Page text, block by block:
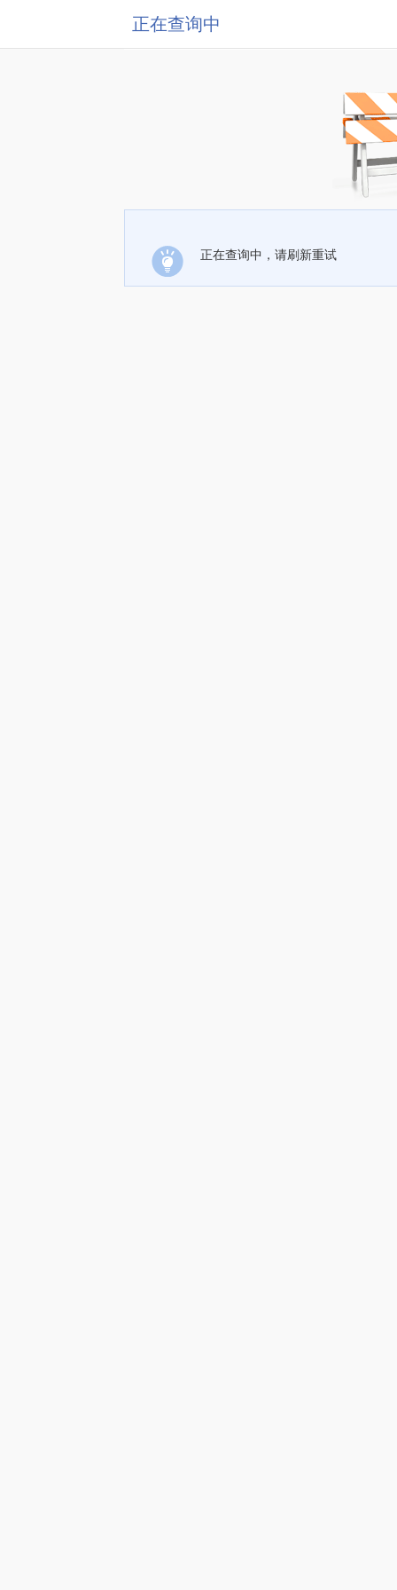
正在查询中
正在查询中，请刷新重试